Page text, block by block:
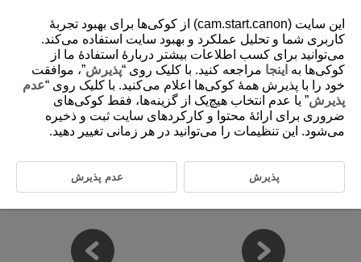
D310-036
Shooting and Recording
This chapter describes shooting and recording and introduces menu
Still Photo Shooting
Movie Recording
این سایت (cam.start.canon) از کوکی‌ها برای بهبود تجربۀ
کاربری شما و تحلیل عملکرد و بهبود سایت استفاده می‌کند.
می‌توانید برای کسب اطلاعات بیشتر دربارۀ استفادۀ ما از
کوکی‌ها به اینجا مراجعه کنید. با کلیک روی “پذیرش”، موافقت
خود را با پذیرش همۀ کوکی‌ها اعلام می‌کنید. با کلیک روی “عدم
پذیرش” یا عدم انتخاب هیچ‌یک از گزینه‌ها، فقط کوکی‌های
ضروری برای ارائۀ محتوا و کارکردهای سایت ثبت و ذخیره
می‌شود. این تنظیمات را می‌توانید در هر زمانی تغییر دهید.
پذیرش عدم پذیرش